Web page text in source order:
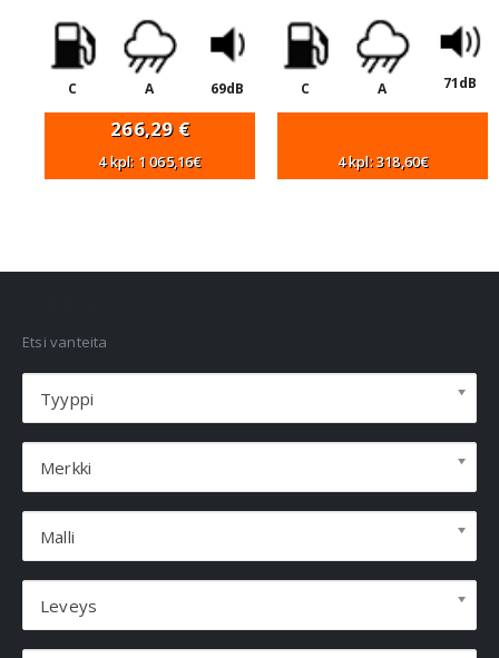
C A 69dB
266,29 €
4 kpl: 1 065,16€
C A 71dB
4 kpl: 318,60€
Etsi vanteita
Tyyppi
Merkki
Malli
Leveys